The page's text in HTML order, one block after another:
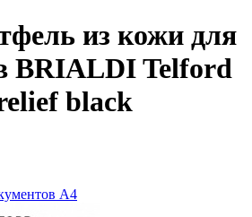
из кожи для
BRIALDI Telford
black
А4